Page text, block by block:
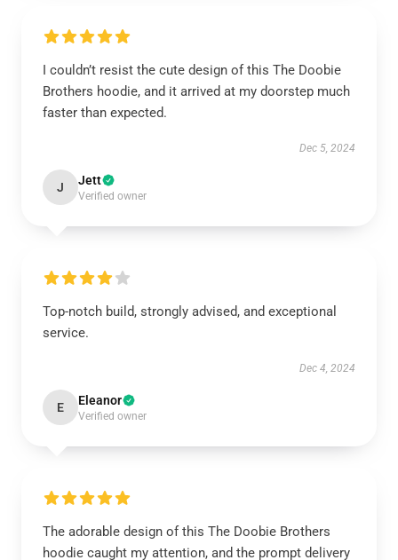
I couldn’t resist the cute design of this The Doobie
Brothers hoodie, and it arrived at my doorstep much
faster than expected.
Dec 5, 2024
J Jett
Verified owner
Top-notch build, strongly advised, and exceptional
service.
Dec 4, 2024
E Eleanor
Verified owner
The adorable design of this The Doobie Brothers
hoodie caught my attention, and the prompt delivery